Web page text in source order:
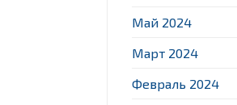
Май 2024
Март 2024
Февраль 2024